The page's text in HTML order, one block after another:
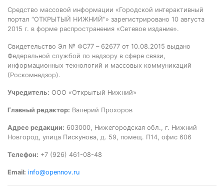
Средство массовой информации «Городской интерактивный
портал “ОТКРЫТЫЙ НИЖНИЙ”» зарегистрировано 10 августа
2015 г. в форме распространения «Сетевое издание».
Свидетельство Эл № ФС77 – 62677 от 10.08.2015 выдано
Федеральной службой по надзору в сфере связи,
информационных технологий и массовых коммуникаций
(Роскомнадзор).
Учредитель: ООО «Открытый Нижний»
Главный редактор: Валерий Прохоров
Адрес редакции: 603000, Нижегородская обл., г. Нижний
Новгород, улица Пискунова, д. 59, помещ. П14, офис 606
Телефон: +7 (926) 461-08-48
Email: info@opennov.ru